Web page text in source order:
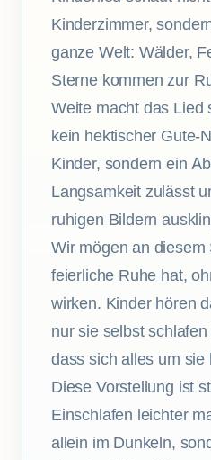
Kinderzimmer,
ganze Welt: Wälder,
Sterne kommen zur
Weite macht das Lied
kein hektischer Gute-
Kinder, sondern ein
Langsamkeit zulässt
ruhigen Bildern
Wir mögen an
feierliche Ruhe hat,
wirken. Kinder hören
nur sie selbst
dass sich alles um sie
Diese Vorstellung ist
Einschlafen leichter
allein im Dunkeln,